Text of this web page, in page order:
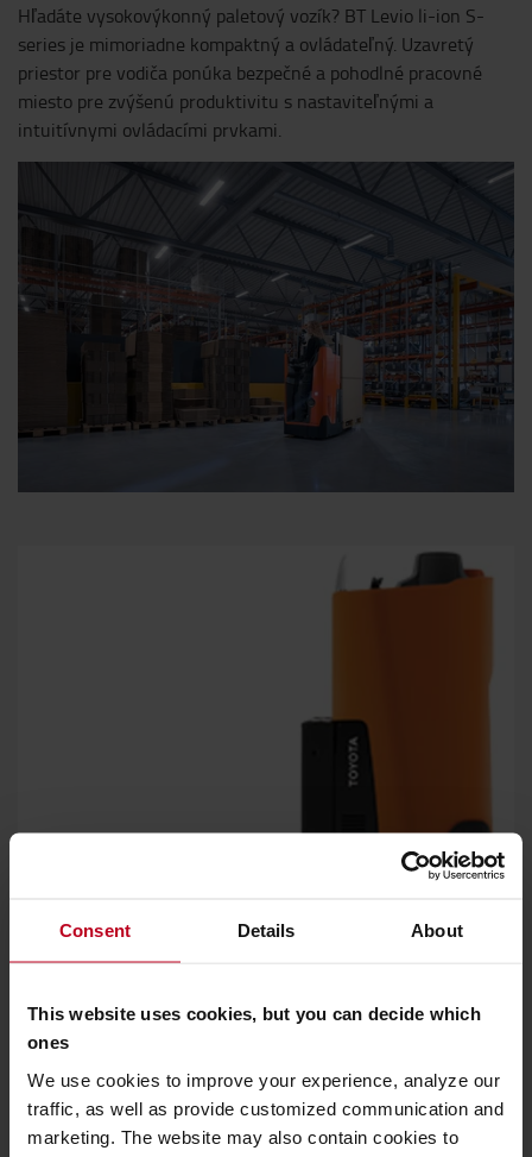
Consent Details About
This website uses cookies, but you can decide which
ones
We use cookies to improve your experience, analyze our
traffic, as well as provide customized communication and
marketing. The website may also contain cookies to
Hľadáte vysokovýkonný paletový vozík? BT Levio li-ion S-
series je mimoriadne kompaktný a ovládateľný. Uzavretý
priestor pre vodiča ponúka bezpečné a pohodlné pracovné
miesto pre zvýšenú produktivitu s nastaviteľnými a
intuitívnymi ovládacími prvkami.
Výborná manévrovateľnosť
Kompaktný vozík ponúkajúci vynikajúce jazdné vlastnosti s
180° alebo 360° riadením, čo umožňuje jednoduchú zmenu